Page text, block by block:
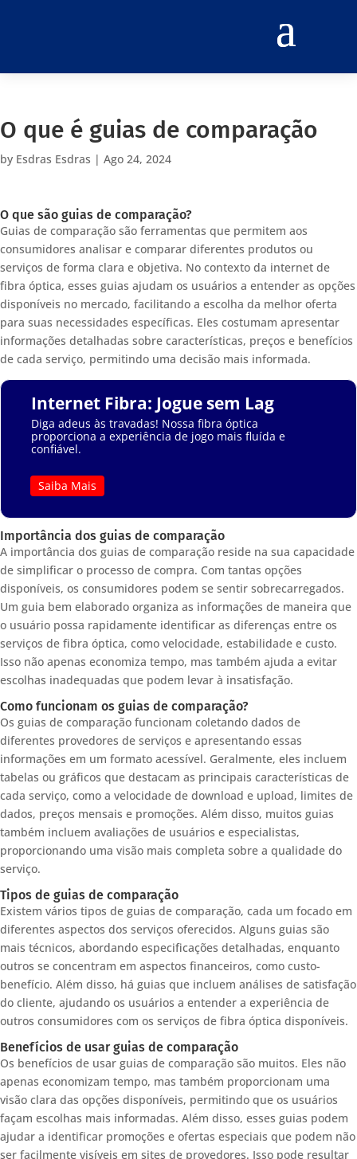
O que é guias de comparação
by Esdras Esdras | Ago 24, 2024
O que são guias de comparação?
Guias de comparação são ferramentas que permitem aos
consumidores analisar e comparar diferentes produtos ou
serviços de forma clara e objetiva. No contexto da internet de
fibra óptica, esses guias ajudam os usuários a entender as opções
disponíveis no mercado, facilitando a escolha da melhor oferta
para suas necessidades específicas. Eles costumam apresentar
informações detalhadas sobre características, preços e benefícios
de cada serviço, permitindo uma decisão mais informada.
Internet Fibra: Jogue sem Lag
Diga adeus às travadas! Nossa fibra óptica
proporciona a experiência de jogo mais fluída e
confiável.
Saiba Mais
Importância dos guias de comparação
A importância dos guias de comparação reside na sua capacidade
de simplificar o processo de compra. Com tantas opções
disponíveis, os consumidores podem se sentir sobrecarregados.
Um guia bem elaborado organiza as informações de maneira que
o usuário possa rapidamente identificar as diferenças entre os
serviços de fibra óptica, como velocidade, estabilidade e custo.
Isso não apenas economiza tempo, mas também ajuda a evitar
escolhas inadequadas que podem levar à insatisfação.
Como funcionam os guias de comparação?
Os guias de comparação funcionam coletando dados de
diferentes provedores de serviços e apresentando essas
informações em um formato acessível. Geralmente, eles incluem
tabelas ou gráficos que destacam as principais características de
cada serviço, como a velocidade de download e upload, limites de
dados, preços mensais e promoções. Além disso, muitos guias
também incluem avaliações de usuários e especialistas,
proporcionando uma visão mais completa sobre a qualidade do
serviço.
Tipos de guias de comparação
Existem vários tipos de guias de comparação, cada um focado em
diferentes aspectos dos serviços oferecidos. Alguns guias são
mais técnicos, abordando especificações detalhadas, enquanto
outros se concentram em aspectos financeiros, como custo-
benefício. Além disso, há guias que incluem análises de satisfação
do cliente, ajudando os usuários a entender a experiência de
outros consumidores com os serviços de fibra óptica disponíveis.
Benefícios de usar guias de comparação
Os benefícios de usar guias de comparação são muitos. Eles não
apenas economizam tempo, mas também proporcionam uma
visão clara das opções disponíveis, permitindo que os usuários
façam escolhas mais informadas. Além disso, esses guias podem
ajudar a identificar promoções e ofertas especiais que podem não
ser facilmente visíveis em sites de provedores. Isso pode resultar